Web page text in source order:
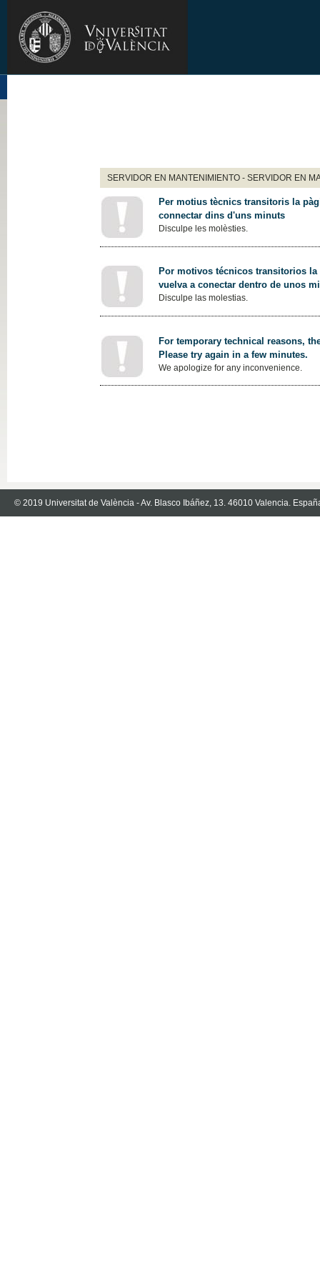
SERVIDOR EN MANTENIMIENTO - SERVIDOR EN
Per motius tècnics transitoris la
connectar dins d'uns minuts
Disculpe les molèsties.
Por motivos técnicos transitorios
vuelva a conectar dentro de unos
Disculpe las molestias.
For temporary technical reasons,
Please try again in a few minutes.
We apologize for any inconvenience.
© 2019 Universitat de València - Av. Blasco Ibáñez, 13. 46010 Valencia.